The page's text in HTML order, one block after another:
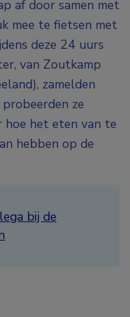
af door samen met
mee te fietsen met
deze 24 uurs
van Zoutkamp
zamelden
ze
het eten van te
hebben op de
bij de